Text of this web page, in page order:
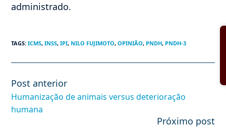
administrado.
TAGS:ICMS, INSS, IPI, NILO FUJIMOTO, OPINIÃO, PNDH, PNDH-3
Leia
mais
artigos
Post anterior
Humanização de animais versus deterioração
humana
Próximo post